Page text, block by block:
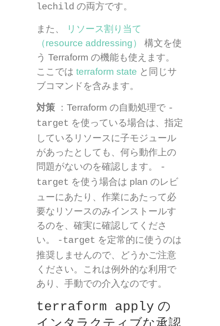
lechild の両方です。
また、
リソース割り当て
（resource addressing）
構文を使
う Terraform の機能も使えます。
ここでは terraform state と同じサ
ブコマンドを含みます。
対策 ：Terraform の自動処理で -
target を使っている場合は、指定
しているリソースに子モジュール
があったとしても、何ら動作上の
問題がないのを確認します。
-
target を使う場合は plan のレビ
ューにあたり、作業にあたって必
要なリソースのみインストールす
るのを、確実に確認してくださ
い。
-target を定常的に使うのは
推奨しませんので、どうかご注意
ください。これは例外的な利用で
あり、手動での介入なのです。
terraform apply の
インタラクティブな承認